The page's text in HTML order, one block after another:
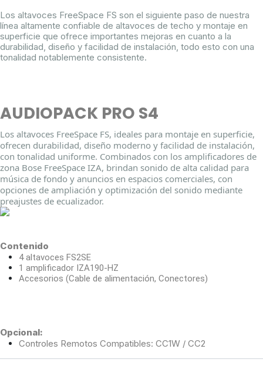
Los altavoces FreeSpace FS son el siguiente paso de nuestra
línea altamente confiable de altavoces de techo y montaje en
superficie que ofrece importantes mejoras en cuanto a la
durabilidad, diseño y facilidad de instalación, todo esto con una
tonalidad notablemente consistente.
AUDIOPACK PRO S4
Los altavoces FreeSpace FS, ideales para montaje en superficie,
ofrecen durabilidad, diseño moderno y facilidad de instalación,
con tonalidad uniforme. Combinados con los amplificadores de
zona Bose FreeSpace IZA, brindan sonido de alta calidad para
música de fondo y anuncios en espacios comerciales, con
opciones de ampliación y optimización del sonido mediante
preajustes de ecualizador.
Contenido
4 altavoces FS2SE
1 amplificador IZA190-HZ
Accesorios (Cable de alimentación, Conectores)
Opcional:
Controles Remotos Compatibles: CC1W / CC2